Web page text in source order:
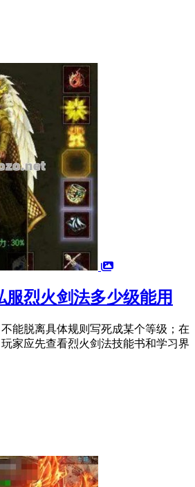
烈火剑法多少级能用
能脱离具体规则写死成某个等级；在
家应先查看烈火剑法技能书和学习界